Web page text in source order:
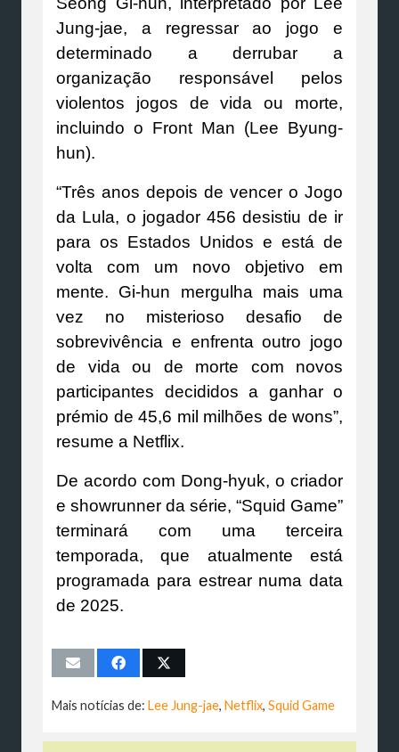
Jung-jae, a regressar ao jogo e
determinado a derrubar a
organização responsável pelos
violentos jogos de vida ou morte,
incluindo o Front Man (Lee Byung-
hun).
“Três anos depois de vencer o Jogo
da Lula, o jogador 456 desistiu de ir
para os Estados Unidos e está de
volta com um novo objetivo em
mente. Gi-hun mergulha mais uma
vez no misterioso desafio de
sobrevivência e enfrenta outro jogo
de vida ou de morte com novos
participantes decididos a ganhar o
prémio de 45,6 mil milhões de wons”,
resume a Netflix.
De acordo com Dong-hyuk, o criador
e showrunner da série, “Squid Game”
terminará com uma terceira
temporada, que atualmente está
programada para estrear numa data
de 2025.
Mais notícias de: Lee Jung-jae, Netflix, Squid Game